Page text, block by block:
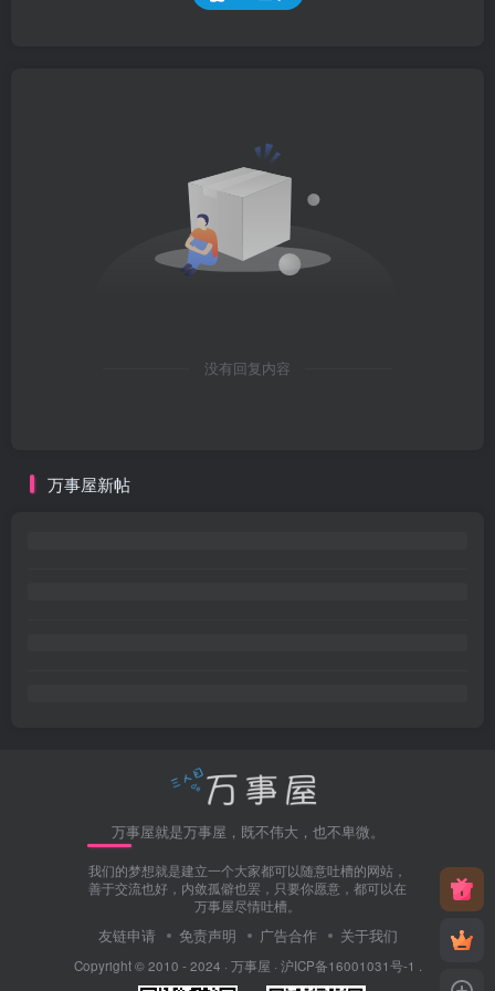
没有回复内容
万事屋新帖
万事屋就是万事屋，既不伟大，也不卑微。
我们的梦想就是建立一个大家都可以随意吐槽的网站，
善于交流也好，内敛孤僻也罢，只要你愿意，都可以在
万事屋尽情吐槽。
友链申请 免责声明 广告合作 关于我们
Copyright © 2010 - 2024 · 万事屋 · 沪ICP备16001031号-1